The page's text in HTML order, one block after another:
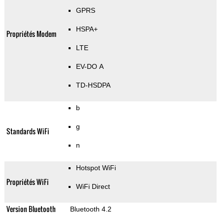
Propriétés Modem
GPRS
HSPA+
LTE
EV-DO A
TD-HSDPA
Standards WiFi
b
g
n
Propriétés WiFi
Hotspot WiFi
WiFi Direct
Version Bluetooth Bluetooth 4.2